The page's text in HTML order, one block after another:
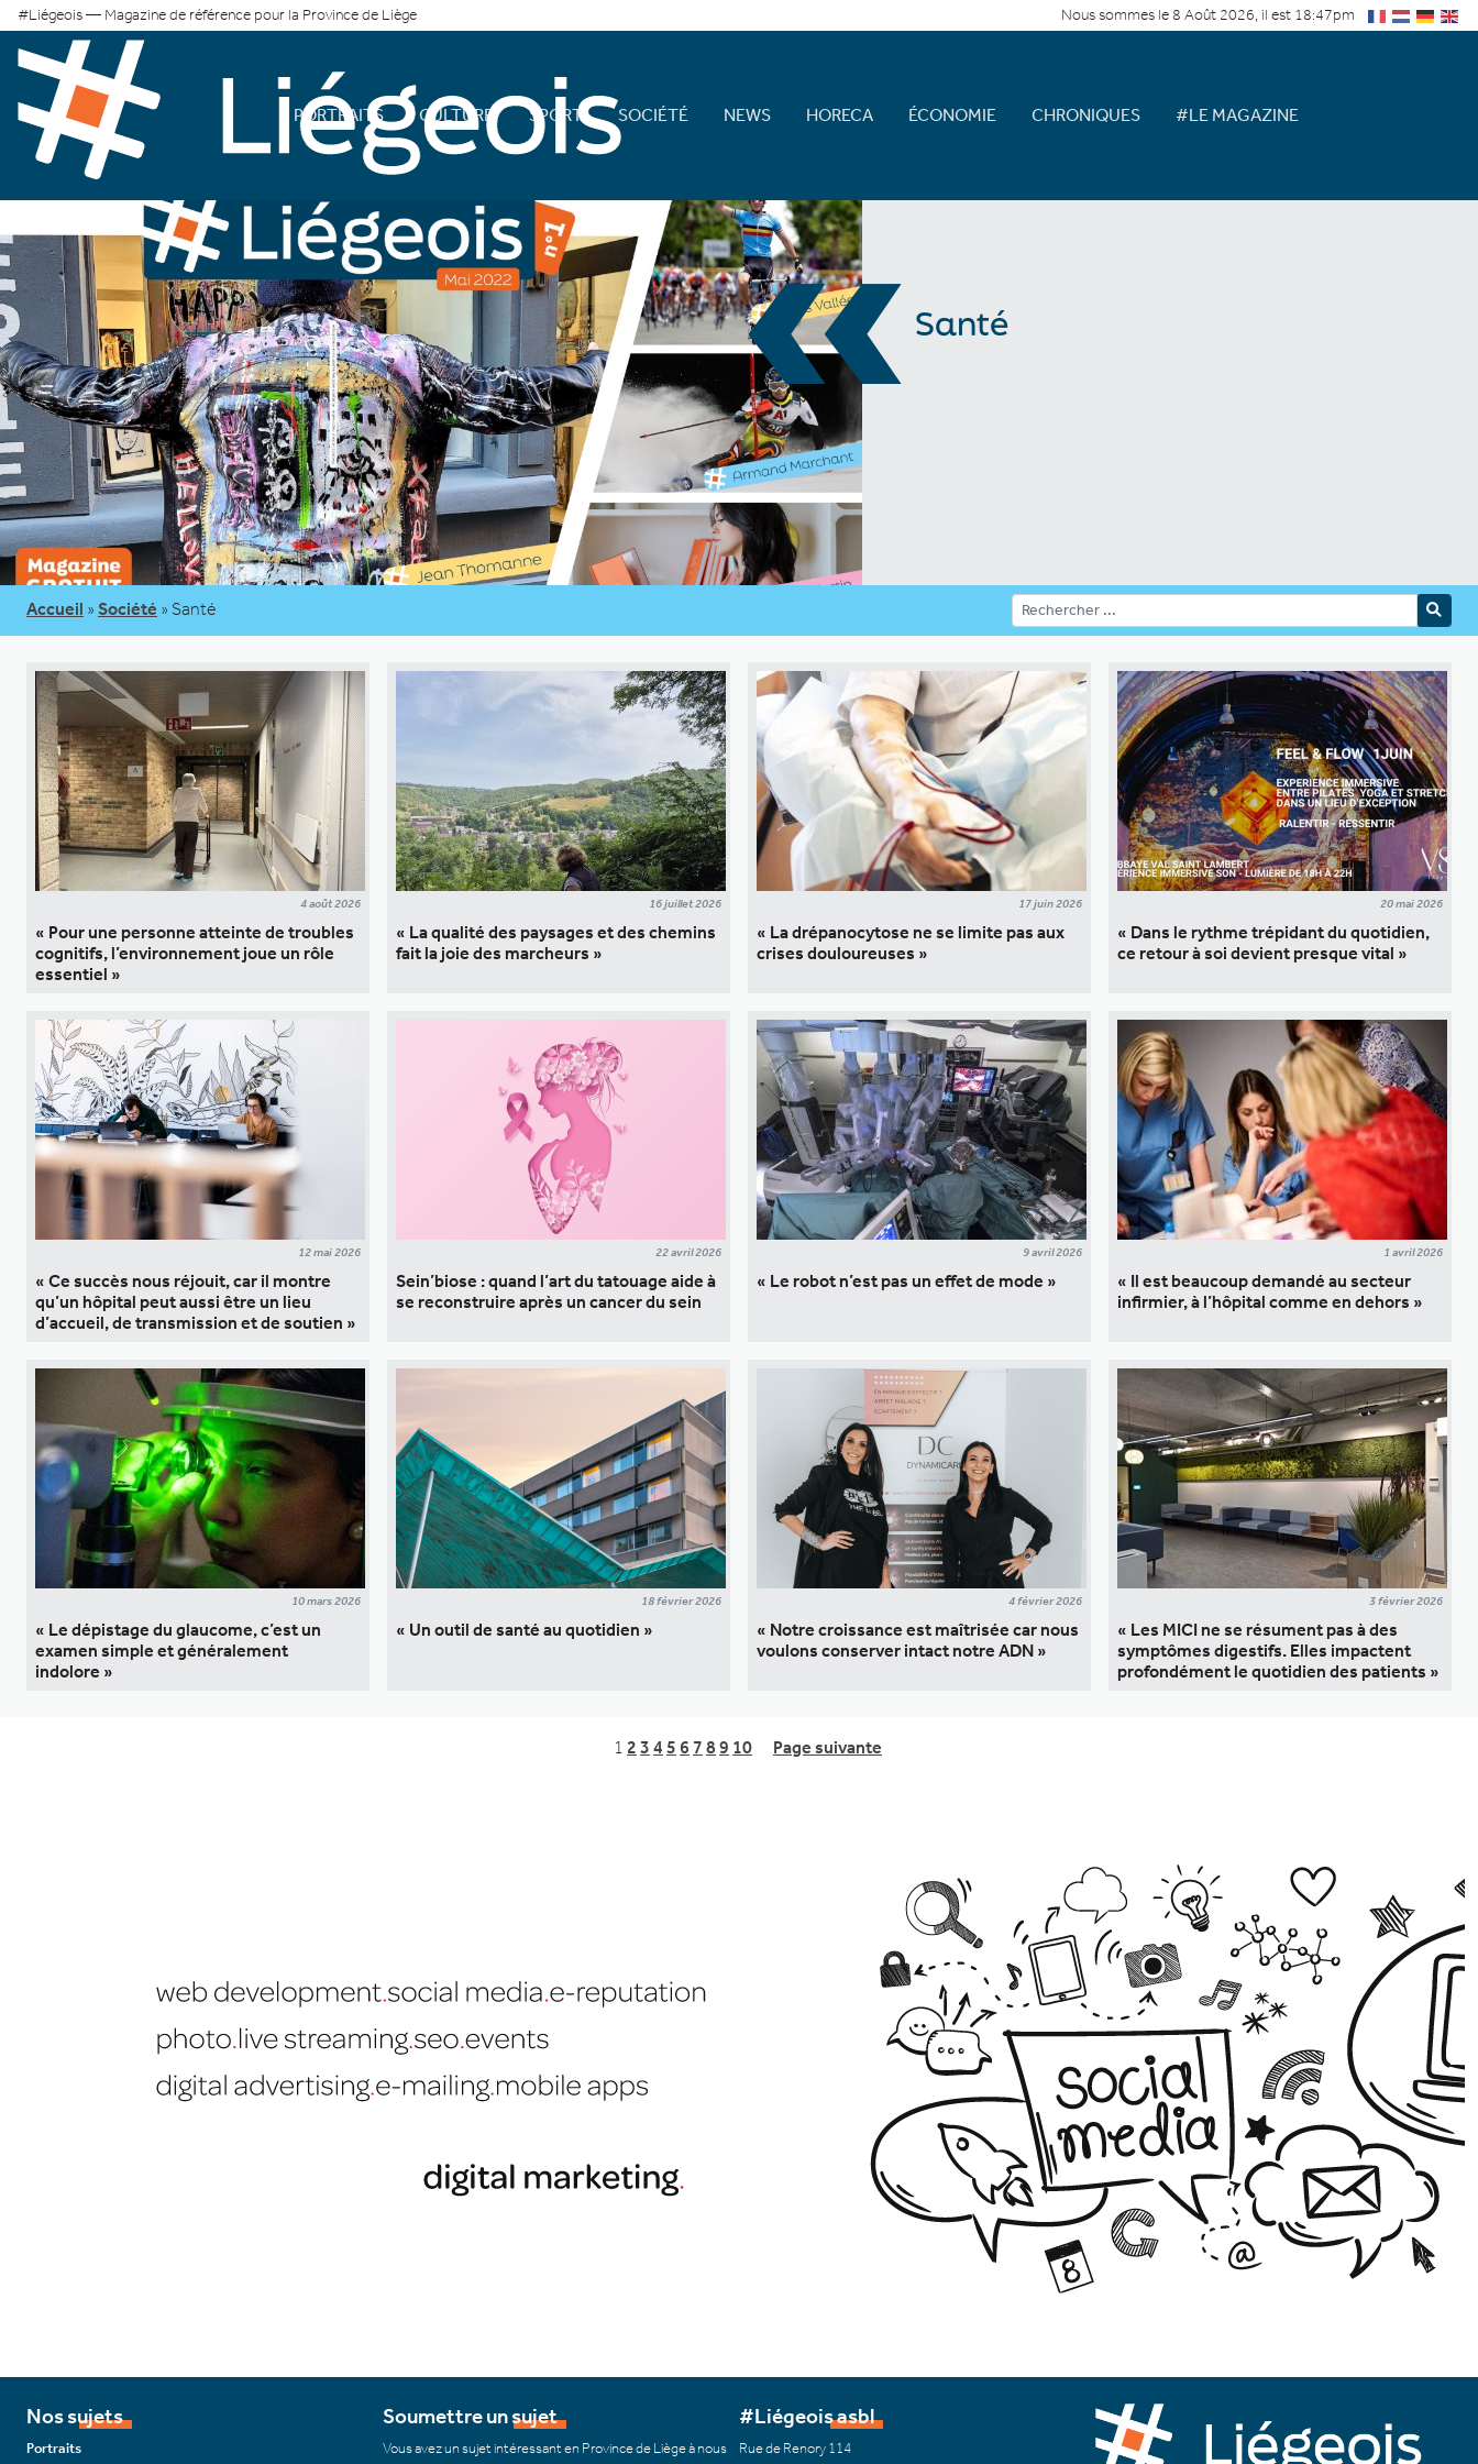
#Liégeois — Magazine de référence pour la Province de Liège Nous sommes le 8 Août 2026, il est 18:47pm
PORTRAITS CULTURE SPORT SOCIÉTÉ NEWS HORECA ÉCONOMIE CHRONIQUES #LE MAGAZINE
«Santé
Accueil » Société » Santé
4 août 2026
« Pour une personne atteinte de troubles
cognitifs, l’environnement joue un rôle
essentiel »
16 juillet 2026
« La qualité des paysages et des chemins
fait la joie des marcheurs »
17 juin 2026
« La drépanocytose ne se limite pas aux
crises douloureuses »
20 mai 2026
« Dans le rythme trépidant du quotidien,
ce retour à soi devient presque vital »
12 mai 2026
« Ce succès nous réjouit, car il montre
qu’un hôpital peut aussi être un lieu
d’accueil, de transmission et de soutien »
22 avril 2026
Sein’biose : quand l’art du tatouage aide à
se reconstruire après un cancer du sein
9 avril 2026
« Le robot n’est pas un effet de mode »
1 avril 2026
« Il est beaucoup demandé au secteur
infirmier, à l’hôpital comme en dehors »
10 mars 2026
« Le dépistage du glaucome, c’est un
examen simple et généralement
indolore »
18 février 2026
« Un outil de santé au quotidien »
4 février 2026
« Notre croissance est maîtrisée car nous
voulons conserver intact notre ADN »
3 février 2026
« Les MICI ne se résument pas à des
symptômes digestifs. Elles impactent
profondément le quotidien des patients »
1 2 3 4 5 6 7 8 9 10 Page suivante
Nos sujets
Portraits
Soumettre un sujet
Vous avez un sujet intéressant en Province de Liège à nous
#Liégeois asbl
Rue de Renory 114